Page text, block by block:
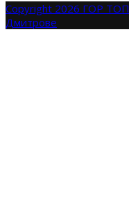
Copyright 2026 ГОР ТОП
Дмитрове